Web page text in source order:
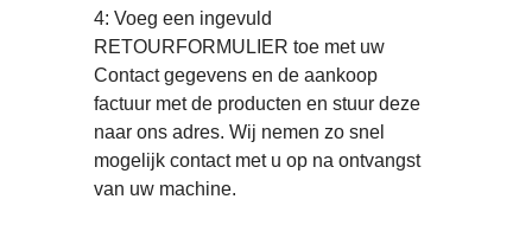
4: Voeg een ingevuld
RETOURFORMULIER toe met uw
Contact gegevens en de aankoop
factuur met de producten en stuur deze
naar ons adres. Wij nemen zo snel
mogelijk contact met u op na ontvangst
van uw machine.